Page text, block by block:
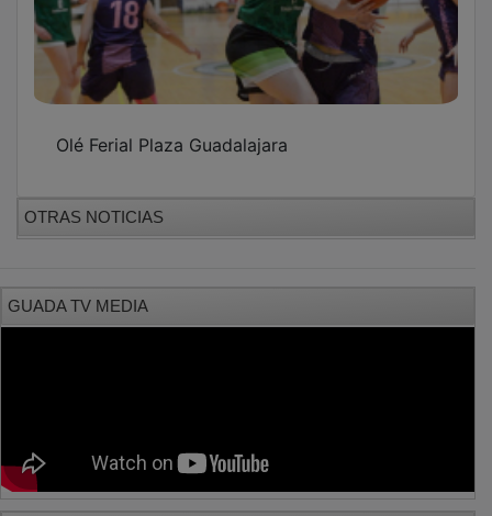
Olé Ferial Plaza Guadalajara
OTRAS NOTICIAS
GUADA TV MEDIA